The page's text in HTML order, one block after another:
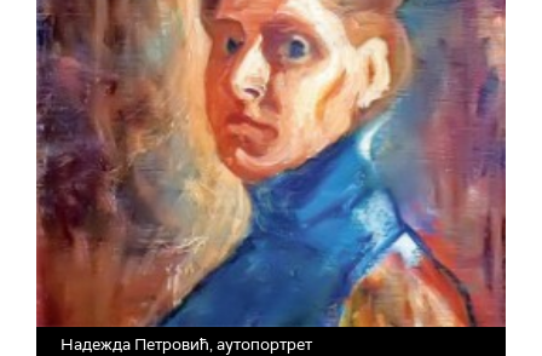
Надежда Петровић, аутопортрет